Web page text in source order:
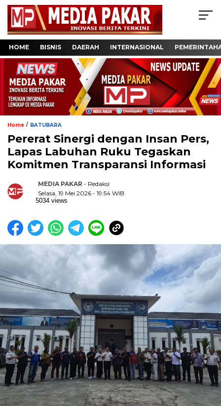
HOME BISNIS DAERAH INTERNASIONAL
Home / BATUBARA
Pererat Sinergi dengan Insan Pers,
Lapas Labuhan Ruku Tegaskan
Komitmen Transparansi Informasi
MEDIA PAKAR - Redaksi
Selasa, 19 Mei 2026 - 19:54 WIB
5034 views